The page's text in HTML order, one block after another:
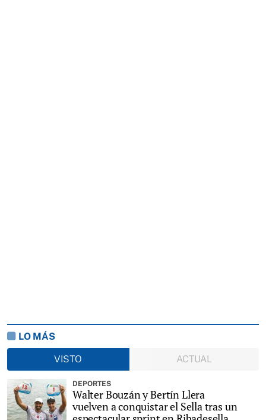
LO MÁS
VISTO
ACTUAL
DEPORTES
Walter Bouzán y Bertín Llera
vuelven a conquistar el Sella tras un